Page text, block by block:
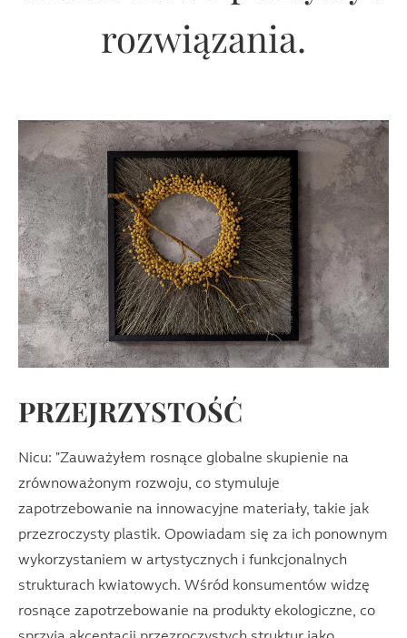
rozwiązania.
PRZEJRZYSTOŚĆ
Nicu: "Zauważyłem rosnące globalne skupienie na
zrównoważonym rozwoju, co stymuluje
zapotrzebowanie na innowacyjne materiały, takie jak
przezroczysty plastik. Opowiadam się za ich ponownym
wykorzystaniem w artystycznych i funkcjonalnych
strukturach kwiatowych. Wśród konsumentów widzę
rosnące zapotrzebowanie na produkty ekologiczne, co